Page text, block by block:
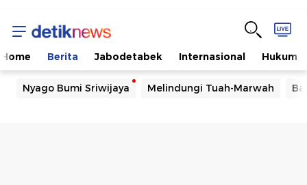
Home Berita Jabodetabek Internasional Hukum
Nyago Bumi Sriwijaya Melindungi Tuah-Marwah